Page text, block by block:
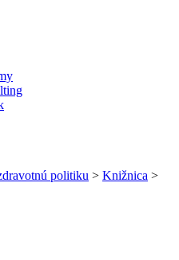
politiku > Knižnica >